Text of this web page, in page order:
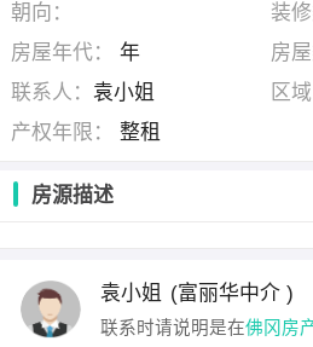
朝向：
装修
房屋年代：
年 房屋
联系人：袁小姐 区域
产权年限：
整租
房源描述
袁小姐 (富丽华中介 )
联系时请说明是在佛冈房